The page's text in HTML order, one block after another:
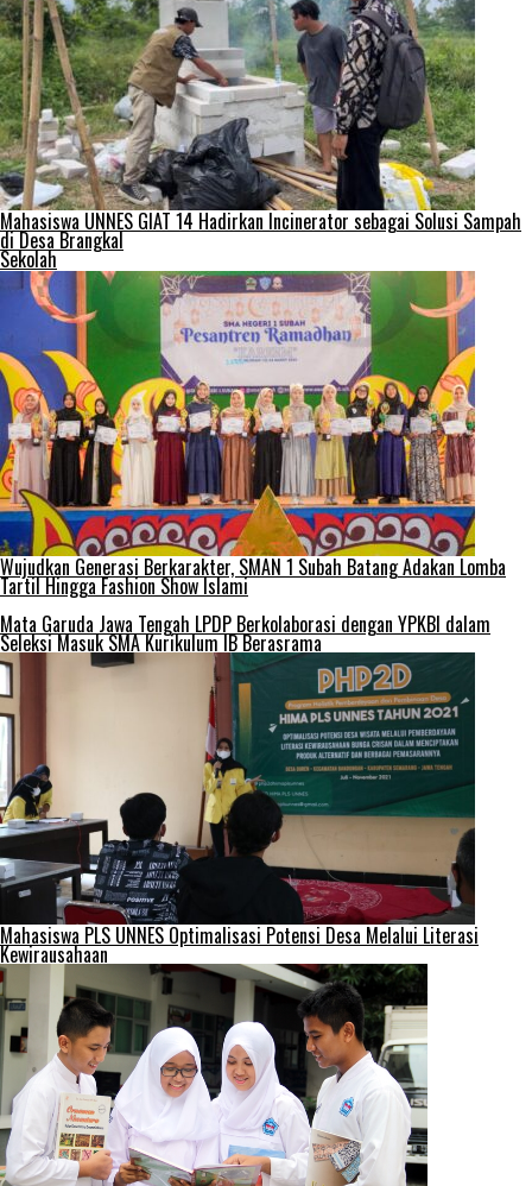
Mahasiswa UNNES GIAT 14 Hadirkan Incinerator sebagai Solusi Sampah
di Desa Brangkal
Sekolah
Wujudkan Generasi Berkarakter, SMAN 1 Subah Batang Adakan Lomba
Tartil Hingga Fashion Show Islami
Mata Garuda Jawa Tengah LPDP Berkolaborasi dengan YPKBI dalam
Seleksi Masuk SMA Kurikulum IB Berasrama
Mahasiswa PLS UNNES Optimalisasi Potensi Desa Melalui Literasi
Kewirausahaan